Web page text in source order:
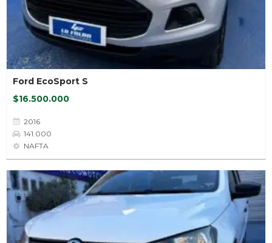
Ford EcoSport S
$16.500.000
2016
141.000
NAFTA